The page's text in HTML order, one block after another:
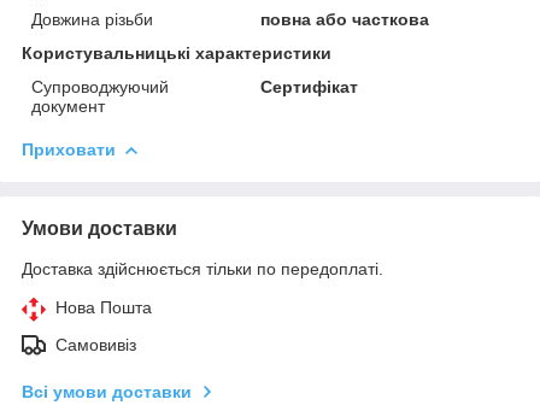
Довжина різьби
повна або часткова
Користувальницькі характеристики
Супроводжуючий
документ
Сертифікат
Приховати
Умови доставки
Доставка здійснюється тільки по передоплаті.
Нова Пошта
Самовивіз
Всі умови доставки